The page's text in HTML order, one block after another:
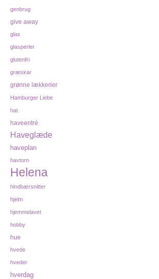
genbrug
give away
glas
glasperler
glutenfri
græskar
grønne lækkerier
Hamburger Liebe
hat
haveentré
Haveglæde
haveplan
havtorn
Helena
hindbærsnitter
hjelm
hjemmelavet
hobby
hue
hvede
hveder
hverdag